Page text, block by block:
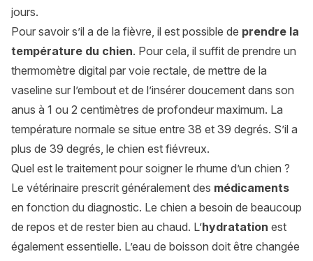
jours.
Pour savoir s’il a de la fièvre, il est possible de prendre la
température du chien. Pour cela, il suffit de prendre un
thermomètre digital par voie rectale, de mettre de la
vaseline sur l’embout et de l’insérer doucement dans son
anus à 1 ou 2 centimètres de profondeur maximum. La
température normale se situe entre 38 et 39 degrés. S’il a
plus de 39 degrés, le chien est fiévreux.
Quel est le traitement pour soigner le rhume d’un chien ?
Le vétérinaire prescrit généralement des médicaments
en fonction du diagnostic. Le chien a besoin de beaucoup
de repos et de rester bien au chaud. L’hydratation est
également essentielle. L’eau de boisson doit être changée